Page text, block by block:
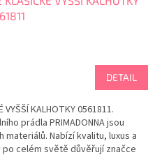
DETAIL
VYŠŠÍ KALHOTKY 0561811.
prádla PRIMADONNA jsou
Nabízí kvalitu, luxus a
celém světě důvěřují značce